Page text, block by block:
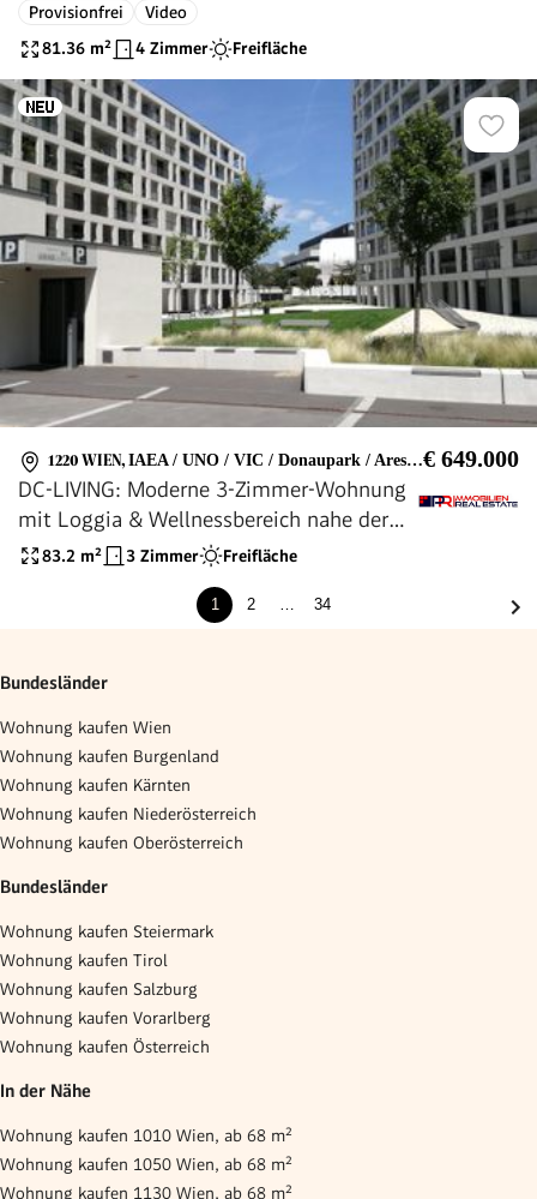
Provisionfrei
Video
81.36 m² 4 Zimmer Freifläche
1220 WIEN, IAEA / UNO / VIC / Donaupark / Arestower / Strabag / Techgate / U1 Kaisermühlen € 649.000
DC-LIVING: Moderne 3-Zimmer-Wohnung
mit Loggia & Wellnessbereich nahe der
UNO-City!
83.2 m² 3 Zimmer Freifläche
1 2 … 34
Bundesländer
Wohnung kaufen Wien
Wohnung kaufen Burgenland
Wohnung kaufen Kärnten
Wohnung kaufen Niederösterreich
Wohnung kaufen Oberösterreich
Bundesländer
Wohnung kaufen Steiermark
Wohnung kaufen Tirol
Wohnung kaufen Salzburg
Wohnung kaufen Vorarlberg
Wohnung kaufen Österreich
In der Nähe
Wohnung kaufen 1010 Wien, ab 68 m²
Wohnung kaufen 1050 Wien, ab 68 m²
Wohnung kaufen 1130 Wien, ab 68 m²